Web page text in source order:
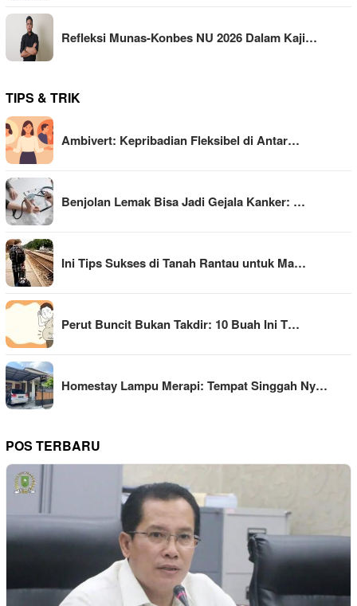
Refleksi Munas-Konbes NU 2026 Dalam Kaji…
TIPS & TRIK
Ambivert: Kepribadian Fleksibel di Antar…
Benjolan Lemak Bisa Jadi Gejala Kanker: …
Ini Tips Sukses di Tanah Rantau untuk Ma…
Perut Buncit Bukan Takdir: 10 Buah Ini T…
Homestay Lampu Merapi: Tempat Singgah Ny…
POS TERBARU